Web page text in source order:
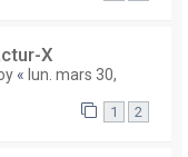
X
« lun. mars 30,
1 2